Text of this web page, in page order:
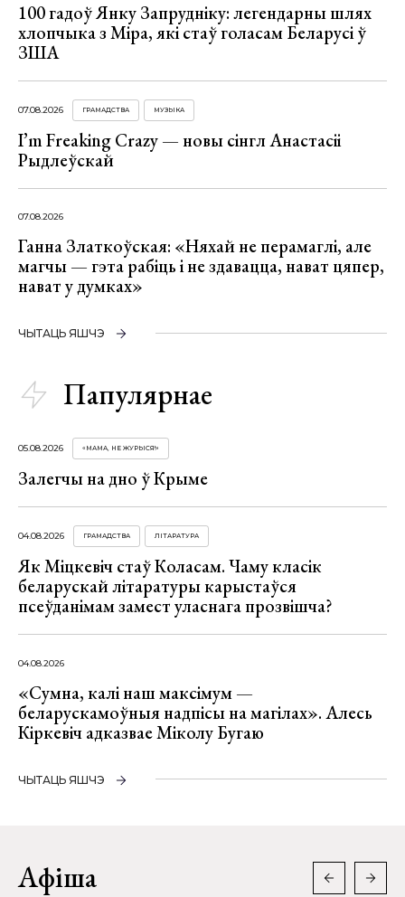
100 гадоў Янку Запрудніку: легендарны шлях
хлопчыка з Міра, які стаў голасам Беларусі ў
ЗША
07.08.2026 ГРАМАДСТВА МУЗЫКА
I’m Freaking Crazy — новы сінгл Анастасіі
Рыдлеўскай
07.08.2026
Ганна Златкоўская: «Няхай не перамаглі, але
магчы — гэта рабіць і не здавацца, нават цяпер,
нават у думках»
ЧЫТАЦЬ ЯШЧЭ
Папулярнае
05.08.2026 «МАМА, НЕ ЖУРЫСЯ!»
Залегчы на дно ў Крыме
04.08.2026 ГРАМАДСТВА ЛІТАРАТУРА
Як Міцкевіч стаў Коласам. Чаму класік
беларускай літаратуры карыстаўся
псеўданімам замест уласнага прозвішча?
04.08.2026
«Сумна, калі наш максімум —
беларускамоўныя надпісы на магілах». Алесь
Кіркевіч адказвае Міколу Бугаю
ЧЫТАЦЬ ЯШЧЭ
Афіша